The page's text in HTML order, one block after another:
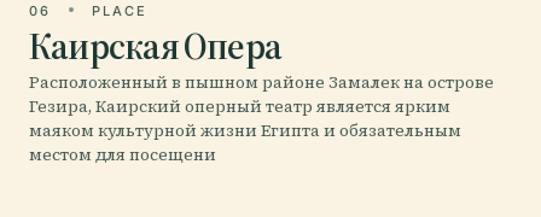
06 PLACE
Каирская Опера
Расположенный в пышном районе Замалек на острове
Гезира, Каирский оперный театр является ярким
маяком культурной жизни Египта и обязательным
местом для посещени